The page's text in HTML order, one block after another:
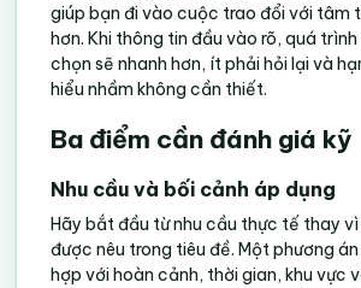
giúp bạn đi vào cuộc trao đổi với tâm
hơn. Khi thông tin đầu vào rõ, quá
chọn sẽ nhanh hơn, ít phải hỏi lại và
hiểu nhầm không cần thiết.
Ba điểm cần đánh giá kỹ
Nhu cầu và bối cảnh áp dụng
Hãy bắt đầu từ nhu cầu thực tế thay
được nêu trong tiêu đề. Một phương
hợp với hoàn cảnh, thời gian, khu vực